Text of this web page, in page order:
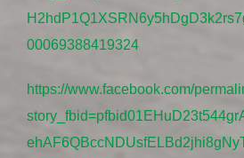
00069388419324
https://www.facebook.com/